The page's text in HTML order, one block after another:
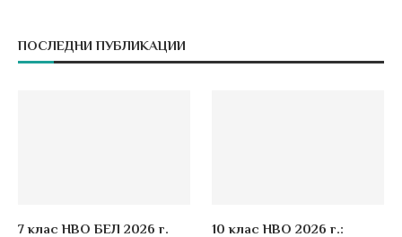
ПОСЛЕДНИ ПУБЛИКАЦИИ
7 клас НВО БЕЛ 2026 г.
10 клас НВО 2026 г.: